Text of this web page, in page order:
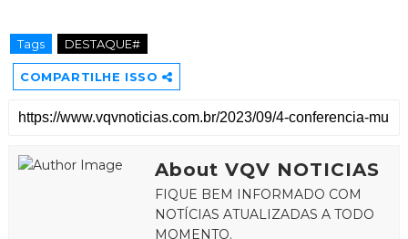
Tags DESTAQUE#
COMPARTILHE ISSO
About VQV NOTICIAS
FIQUE BEM INFORMADO COM
NOTÍCIAS ATUALIZADAS A TODO
MOMENTO.